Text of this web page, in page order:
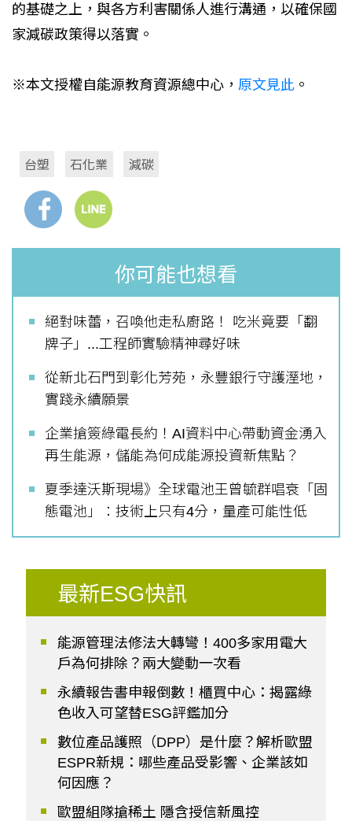
的基礎之上，與各方利害關係人進行溝通，以確保國
家減碳政策得以落實。
※本文授權自能源教育資源總中心， 原文見此 。
台塑 石化業 減碳
你可能也想看
絕對味蕾，召喚他走私廚路！ 吃米竟要「翻
牌子」...工程師實驗精神尋好味
從新北石門到彰化芳苑，永豐銀行守護溼地，
實踐永續願景
企業搶簽綠電長約！AI資料中心帶動資金湧入
再生能源，儲能為何成能源投資新焦點？
夏季達沃斯現場》全球電池王曾毓群唱衰「固
態電池」：技術上只有4分，量產可能性低
最新ESG快訊
能源管理法修法大轉彎！400多家用電大
戶為何排除？兩大變動一次看
永續報告書申報倒數！櫃買中心：揭露綠
色收入可望替ESG評鑑加分
數位產品護照（DPP）是什麼？解析歐盟
ESPR新規：哪些產品受影響、企業該如
何因應？
歐盟組隊搶稀土 隱含授信新風控